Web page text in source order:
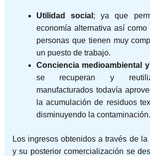
Utilidad social ; ya que
economía alternativa así
personas que tienen muy
un puesto de trabajo.
Conciencia medioambiental
se recuperan y
manufacturados todavía
la acumulación de residuos
disminuyendo la contaminación.
Los ingresos obtenidos a través de
y su posterior comercialización se